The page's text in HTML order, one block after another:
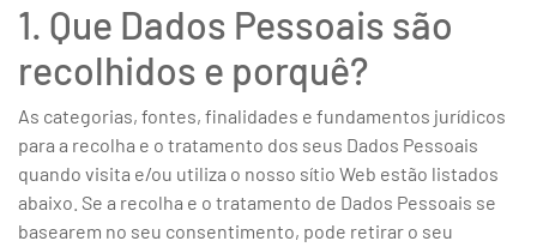
1. Que Dados Pessoais são
recolhidos e porquê?
As categorias, fontes, finalidades e fundamentos jurídicos
para a recolha e o tratamento dos seus Dados Pessoais
quando visita e/ou utiliza o nosso sítio Web estão listados
abaixo. Se a recolha e o tratamento de Dados Pessoais se
basearem no seu consentimento, pode retirar o seu